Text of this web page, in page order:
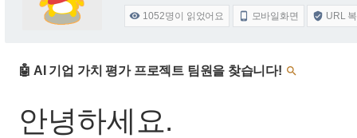
 1052명이 읽었어요  모바일화면  URL
🤖 AI 기업 가치 평가 프로젝트 팀원을 찾습니다! 
안녕하세요.